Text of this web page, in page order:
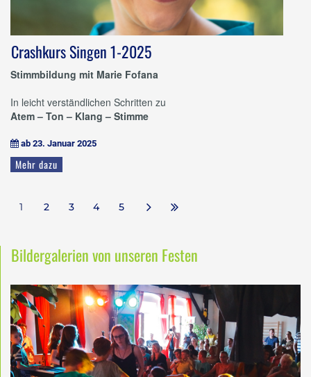
Crashkurs Singen 1-2025
Stimmbildung mit Marie Fofana
In leicht verständlichen Schritten zu
Atem – Ton – Klang – Stimme
 ab 23. Januar 2025
Mehr dazu
1 2 3 4 5
Bildergalerien von unseren Festen